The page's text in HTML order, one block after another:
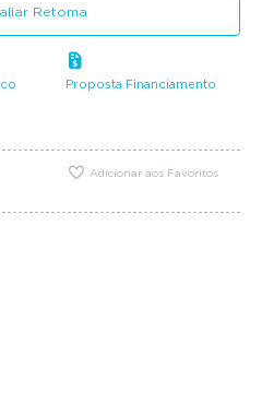
Retoma
Proposta Financiamento
Adicionar aos Favoritos